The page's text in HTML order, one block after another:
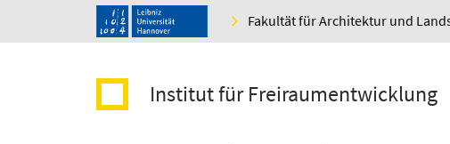
Fakultät für Architektur und
Institut für Freiraumentwicklung